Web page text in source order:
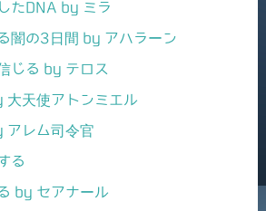
たDNA by ミラ
闇の3日間 by アハラーン
じる by テロス
大天使アトンミエル
アレム司令官
る
by セアナール